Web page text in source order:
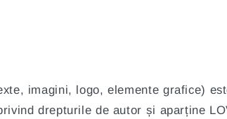
imagini, logo, elemente grafice)
drepturile de autor și aparține